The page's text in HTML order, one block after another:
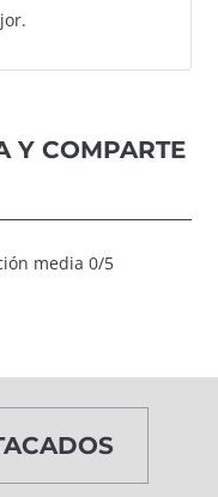
Y COMPARTE
media 0/5